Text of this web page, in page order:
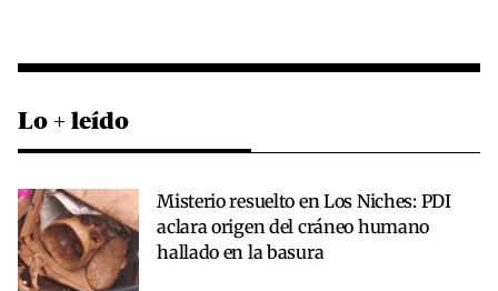
Lo + leído
Misterio resuelto en Los Niches: PDI
aclara origen del cráneo humano
hallado en la basura